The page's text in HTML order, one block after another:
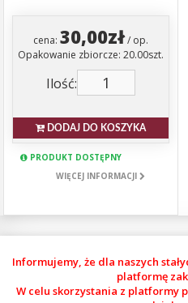
cena: 30,00zł/ op.
Opakowanie zbiorcze: 20.00szt.
Ilość:
DODAJ DO KOSZYKA
PRODUKT DOSTĘPNY
WIĘCEJ INFORMACJI
Informujemy, że dla naszych
platformę
W celu skorzystania z platformy